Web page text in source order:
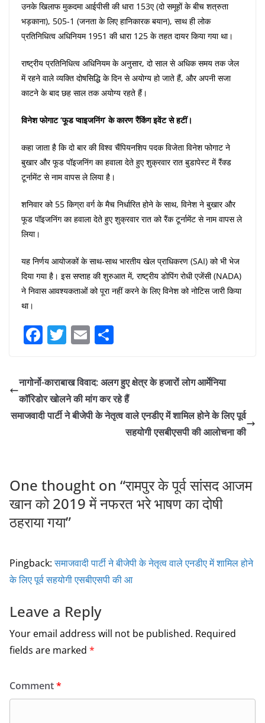
उनके खिलाफ मुकदमा आईपीसी की धारा 153ए (दो समूहों के बीच शत्रुता
भड़काना), 505-1 (जनता के लिए हानिकारक बयान), साथ ही लोक
प्रतिनिधित्व अधिनियम 1951 की धारा 125 के तहत दायर किया गया था।
राष्ट्रीय प्रतिनिधित्व अधिनियम के अनुसार, दो साल से अधिक समय तक जेल
में रहने वाले व्यक्ति दोषसिद्धि के दिन से अयोग्य हो जाते हैं, और अपनी सजा
काटने के बाद छह साल तक अयोग्य रहते हैं।
विनेश फोगाट ‘फूड प्वाइजनिंग’ के कारण रैंकिंग इवेंट से हटीं।
कहा जाता है कि दो बार की विश्व चैंपियनशिप पदक विजेता विनेश फोगाट ने
बुखार और फूड पॉइजनिंग का हवाला देते हुए शुक्रवार रात बुडापेस्ट में रैंक्ड
टूर्नामेंट से नाम वापस ले लिया है।
शनिवार को 55 किग्रा वर्ग के मैच निर्धारित होने के साथ, विनेश ने बुखार और
फूड पॉइजनिंग का हवाला देते हुए शुक्रवार रात को रैंक टूर्नामेंट से नाम वापस ले
लिया।
यह निर्णय आयोजकों के साथ-साथ भारतीय खेल प्राधिकरण (SAI) को भी भेज
दिया गया है। इस सप्ताह की शुरुआत में, राष्ट्रीय डोपिंग रोधी एजेंसी (NADA)
ने निवास आवश्यकताओं को पूरा नहीं करने के लिए विनेश को नोटिस जारी किया
था।
F
c
e
b
T
itt
er
E
ai
l
ar
e
नागोर्नो-काराबाख विवाद: अलग हुए क्षेत्र के हजारों लोग आर्मेनिया
कॉरिडोर खोलने की मांग कर रहे हैं
समाजवादी पार्टी ने बीजेपी के नेतृत्व वाले एनडीए में शामिल होने के लिए पूर्व
सहयोगी एसबीएसपी की आलोचना की
One thought on “रामपुर के पूर्व सांसद आजम
खान को 2019 में नफरत भरे भाषण का दोषी
ठहराया गया”
Pingback:समाजवादी पार्टी ने बीजेपी के नेतृत्व वाले एनडीए में शामिल होने
के लिए पूर्व सहयोगी एसबीएसपी की आ
Leave a Reply
Your email address will not be published. Required
fields are marked *
Comment*